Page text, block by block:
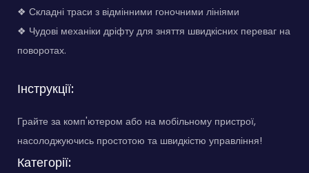
❖ Складні траси з відмінними гоночними лініями
❖ Чудові механіки дріфту для зняття швидкісних переваг на
поворотах.
Інструкції:
Грайте за комп'ютером або на мобільному пристрої,
насолоджуючись простотою та швидкістю управління!
Категорії: